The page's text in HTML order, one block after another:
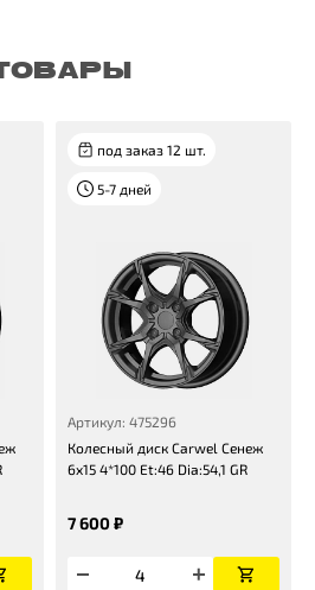
под заказ 12 шт.
5-7 дней
Артикул: 475296
Колесный диск Carwel Сенеж
6x15 4*100 Et:46 Dia:54,1 GR
7 600 ₽